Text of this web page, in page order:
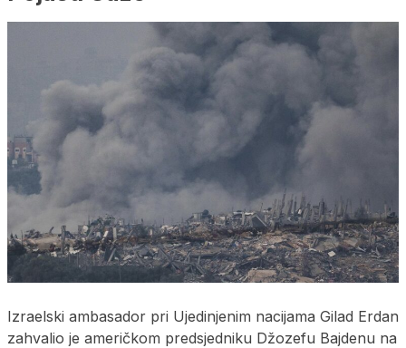
Izraelski ambasador pri Ujedinjenim nacijama Gilad Erdan
zahvalio je američkom predsjedniku Džozefu Bajdenu na